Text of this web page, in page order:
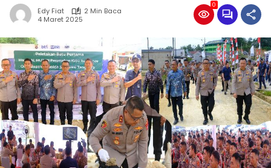
Edy Fiat
2 Min Baca
4 Maret 2025
0